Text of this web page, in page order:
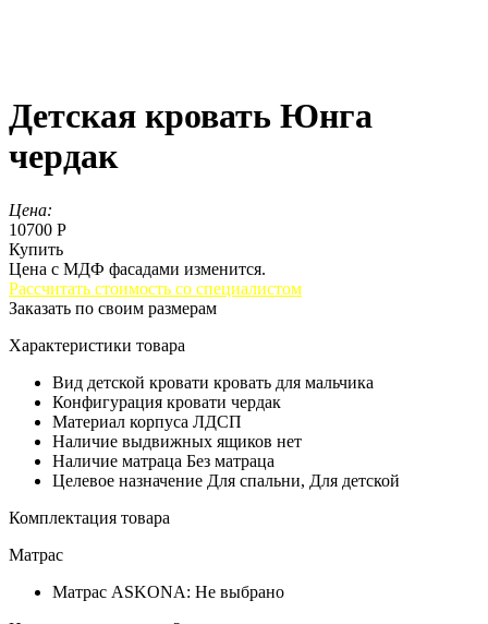
Детская кровать Юнга
чердак
Цена:
10700 Р
Купить
Цена с МДФ фасадами изменится.
Рассчитать стоимость со специалистом
Заказать по своим размерам
Характеристики товара
Вид детской кровати кровать для мальчика
Конфигурация кровати чердак
Материал корпуса ЛДСП
Наличие выдвижных ящиков нет
Наличие матраца Без матраца
Целевое назначение Для спальни, Для детской
Комплектация товара
Матрас
Матрас ASKONA: Не выбрано